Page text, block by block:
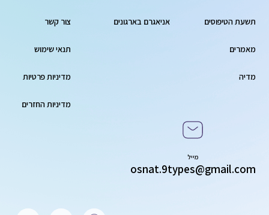
תשעת הטיפוסים
מאמרים
מדיה
אניאגרם בארגונים צור קשר
תנאי שימוש
מדיניות פרטיות
מדיניות החזרים
מייל
osnat.9types@gmail.com